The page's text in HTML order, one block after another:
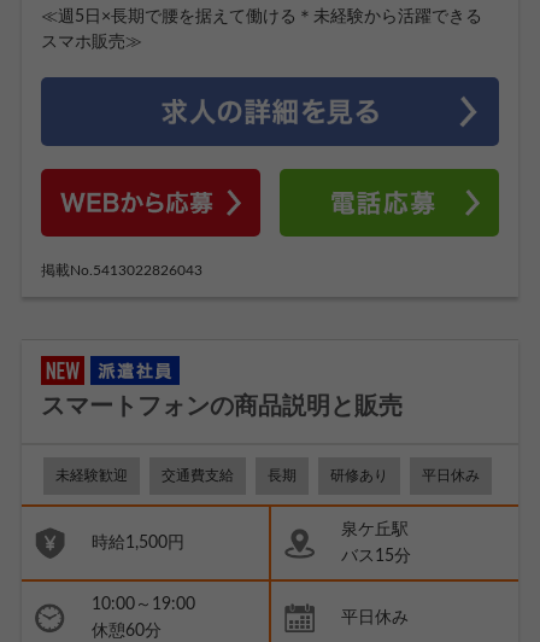
≪週5日×長期で腰を据えて働ける＊未経験から活躍できる
スマホ販売≫
掲載No.5413022826043
スマートフォンの商品説明と販売
未経験歓迎 交通費支給 長期 研修あり 平日休み
時給1,500円
泉ケ丘駅
バス15分
10:00～19:00
休憩60分
平日休み